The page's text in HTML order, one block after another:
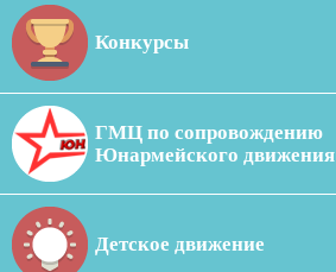
Конкурсы
ГМЦ по сопровождению
Юнармейского движения
Детское движение